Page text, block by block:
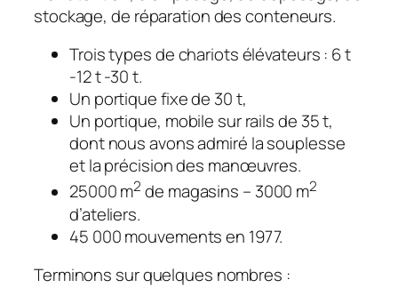
stockage, de réparation des conteneurs.
Trois types de chariots élévateurs : 6 t
-12 t -30 t.
Un portique fixe de 30 t,
Un portique, mobile sur rails de 35 t,
dont nous avons admiré la souplesse
et la précision des manœuvres.
25000 m2 de magasins – 3000 m2
d’ateliers.
45 000 mouvements en 1977.
Terminons sur quelques nombres :